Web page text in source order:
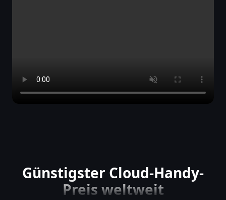
Günstigster Cloud-Handy-
Preis weltweit